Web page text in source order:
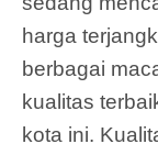
harga
berbagai
kualitas
kota ini.